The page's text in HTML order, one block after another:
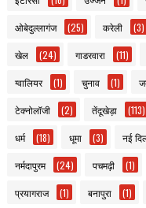
ओबेदुल्लागंज (25) करेली (3)
खेल (24) गाडरवारा (11)
ग्वालियर (1) चुनाव (1)
टेक्नोलॉजी (2) तेंदूखेड़ा (113)
धर्म (18) धूमा (3) नई
नर्मदापुरम (24) पचमढ़ी (1)
प्रयागराज (1) बनापुरा (1)